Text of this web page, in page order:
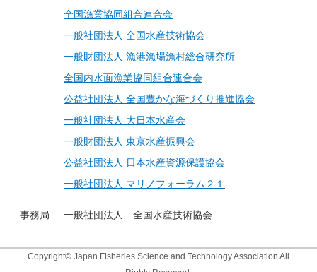
全国漁業協同組合連合会
一般社団法人 全国水産技術協会
一般財団法人 漁港漁場漁村総合研究所
全国内水面漁業協同組合連合会
公益社団法人 全国豊かな海づくり推進協会
一般社団法人 大日本水産会
一般財団法人 東京水産振興会
公益社団法人 日本水産資源保護協会
一般社団法人 マリノフォーラム２１
事務局 一般社団法人 全国水産技術協会
Copyright© Japan Fisheries Science and Technology Association All